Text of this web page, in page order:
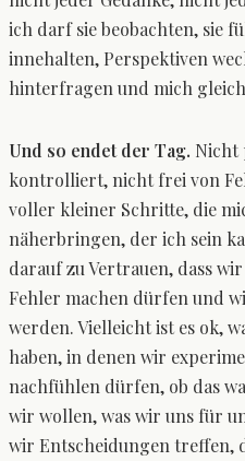
ich darf sie beobachten, sie
innehalten, Perspektiven
hinterfragen und mich
Und so endet der Tag. Nicht
kontrolliert, nicht frei von
voller kleiner Schritte, die
näherbringen, der ich sein
darauf zu Vertrauen, dass
Fehler machen dürfen und
werden. Vielleicht ist es ok,
haben, in denen wir
nachfühlen dürfen, ob das
wir wollen, was wir uns für
wir Entscheidungen treffen,